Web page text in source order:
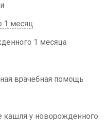
1 месяц
1 месяца
врачебная помощь
кашля у новорожденного